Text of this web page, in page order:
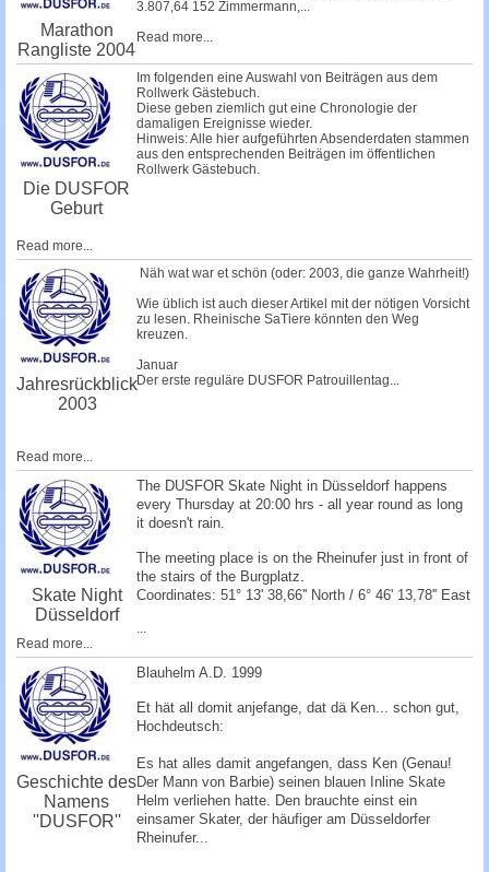
Marathon
Rangliste 2004
3.807,64 152 Zimmermann,...
Read more...
Die DUSFOR
Geburt
Im folgenden eine Auswahl von Beiträgen aus dem
Rollwerk Gästebuch.
Diese geben ziemlich gut eine Chronologie der
damaligen Ereignisse wieder.
Hinweis: Alle hier aufgeführten Absenderdaten stammen
aus den entsprechenden Beiträgen im öffentlichen
Rollwerk Gästebuch.
Read more...
Jahresrückblick
2003
Näh wat war et schön (oder: 2003, die ganze Wahrheit!)
Wie üblich ist auch dieser Artikel mit der nötigen Vorsicht
zu lesen. Rheinische SaTiere könnten den Weg
kreuzen.
Januar
Der erste reguläre DUSFOR Patrouillentag...
Read more...
Skate Night
Düsseldorf
The DUSFOR Skate Night in Düsseldorf happens
every Thursday at 20:00 hrs - all year round as long
it doesn't rain.
The meeting place is on the Rheinufer just in front of
the stairs of the Burgplatz.
Coordinates: 51° 13' 38,66'' North / 6° 46' 13,78'' East
...
Read more...
Geschichte des
Namens
''DUSFOR''
Blauhelm A.D. 1999
Et hät all domit anjefange, dat dä Ken... schon gut,
Hochdeutsch:
Es hat alles damit angefangen, dass Ken (Genau!
Der Mann von Barbie) seinen blauen Inline Skate
Helm verliehen hatte. Den brauchte einst ein
einsamer Skater, der häufiger am Düsseldorfer
Rheinufer...